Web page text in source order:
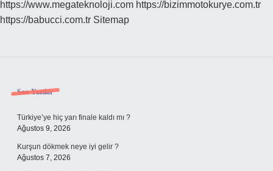
https://www.megateknoloji.com https://bizimmotokurye.com.tr
https://babucci.com.tr Sitemap
Sidebar
Son Yazılar
Türkiye’ye hiç yarı finale kaldı mı ?
Ağustos 9, 2026
Kurşun dökmek neye iyi gelir ?
Ağustos 7, 2026